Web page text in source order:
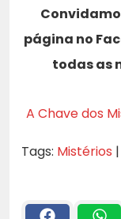
página no
todas as
A Chave dos
Tags: Mistérios |